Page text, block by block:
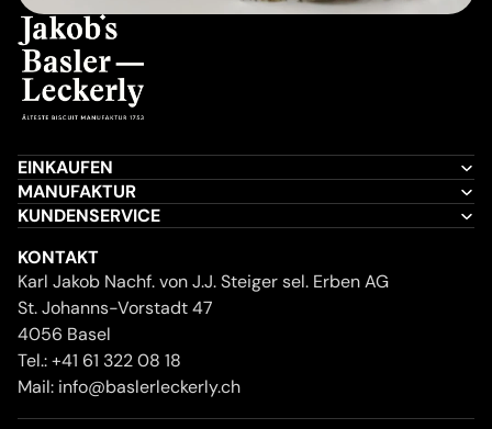
EINKAUFEN
MANUFAKTUR
KUNDENSERVICE
KONTAKT
Karl Jakob Nachf. von J.J. Steiger sel. Erben AG
St. Johanns-Vorstadt 47
4056 Basel
Tel.:+41 61 322 08 18
Mail: info@baslerleckerly.ch